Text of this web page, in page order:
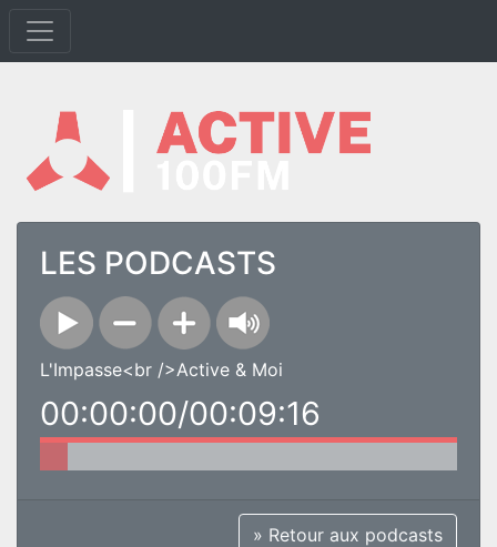
LES PODCASTS
L'Impasse<br />Active & Moi
00:00:00/00:09:16
» Retour aux podcasts